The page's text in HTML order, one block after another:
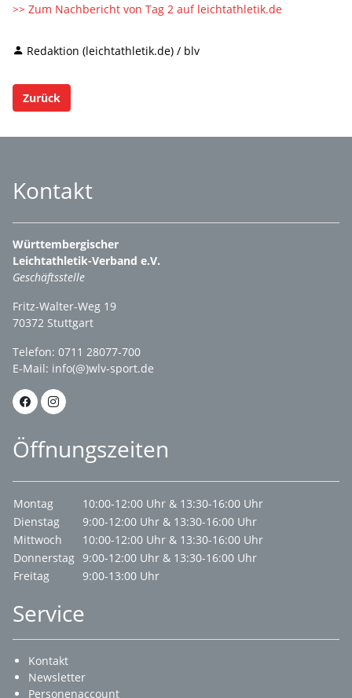
>> Zum Nachbericht von Tag 2 auf leichtathletik.de
Redaktion (leichtathletik.de) / blv
Zurück
Kontakt
Württembergischer
Leichtathletik-Verband e.V.
Geschäftsstelle
Fritz-Walter-Weg 19
70372 Stuttgart
Telefon: 0711 28077-700
E-Mail: info(@)wlv-sport.de
Öffnungszeiten
Montag
10:00-12:00 Uhr & 13:30-16:00 Uhr
Dienstag
9:00-12:00 Uhr & 13:30-16:00 Uhr
Mittwoch
10:00-12:00 Uhr & 13:30-16:00 Uhr
Donnerstag 9:00-12:00 Uhr & 13:30-16:00 Uhr
Freitag
9:00-13:00 Uhr
Service
Kontakt
Newsletter
Personenaccount